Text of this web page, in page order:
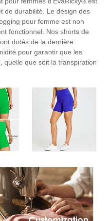
de durabilité. Le design des
pour femme est non
fonctionnel. Nos shorts de
dotés de la dernière
pour garantir que les
quelle que soit la transpiration